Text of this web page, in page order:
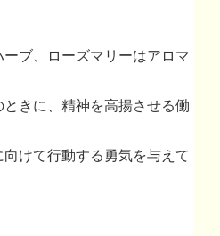
ブ、ローズマリーはアロマ
きに、精神を高揚させる働
けて行動する勇気を与えて